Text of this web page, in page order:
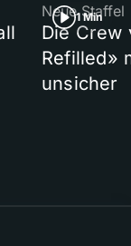
1 Min
Neue Staffel
Die Crew
Refilled»
unsicher